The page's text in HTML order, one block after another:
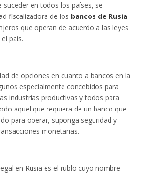
en todos los países, se
fiscalizadora de los bancos de Rusia
que operan de acuerdo a las leyes
país.
de opciones en cuanto a bancos en la
especialmente concebidos para
industrias productivas y todos para
aquel que requiera de un banco que
para operar, suponga seguridad y
monetarias.
en Rusia es el rublo cuyo nombre